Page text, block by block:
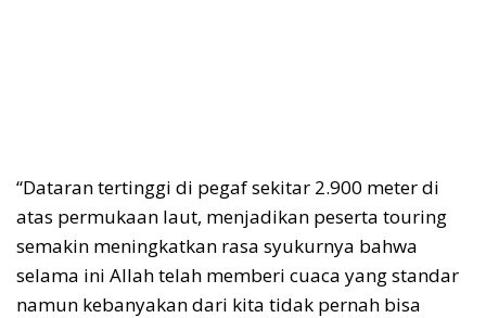
“Dataran tertinggi di pegaf sekitar 2.900 meter di
atas permukaan laut, menjadikan peserta touring
semakin meningkatkan rasa syukurnya bahwa
selama ini Allah telah memberi cuaca yang standar
namun kebanyakan dari kita tidak pernah bisa